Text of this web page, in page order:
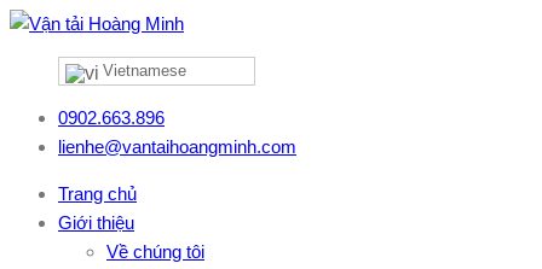
Vietnamese
0902.663.896
lienhe@vantaihoangminh.com
Trang chủ
Giới thiệu
Về chúng tôi